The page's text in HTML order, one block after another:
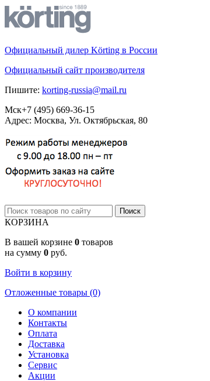
Официальный дилер Körting в России
Официальный сайт производителя
Пишите: korting-russia@mail.ru
Мск+7 (495) 669-36-15
Адрес: Москва, Ул. Октябрьская, 80
КОРЗИНА
В вашей корзине 0 товаров
на сумму 0 руб.
Войти в корзину
Отложенные товары (0)
О компании
Контакты
Оплата
Доставка
Установка
Сервис
Акции